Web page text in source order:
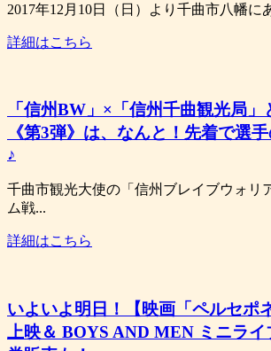
2017年12月10日（日）より千曲市八幡に
詳細はこちら
「信州BW」×「信州千曲観光局
《第3弾》は、なんと！先着で選
♪
千曲市観光大使の「信州ブレイブウォリ
ム戦...
詳細はこちら
いよいよ明日！【映画「ペルセポ
上映＆ BOYS AND MEN ミニライ